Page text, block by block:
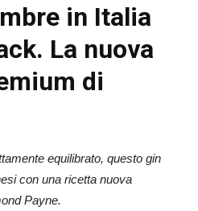
in Italia
La nuova
di
equilibrato, questo gin
con una ricetta nuova
Payne.